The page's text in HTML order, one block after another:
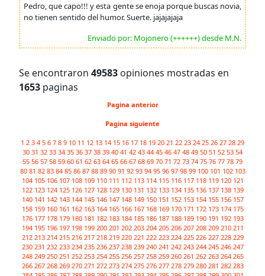
Pedro, que capo!!! y esta gente se enoja porque buscas novia,
no tienen sentido del humor. Suerte. jajajajaja
Enviado por: Mojonero (++++++) desde M.N.
Se encontraron 49583 opiniones mostradas en
1653 paginas
Pagina anterior
Pagina siguiente
1 2 3 4 5 6 7 8 9 10 11 12 13 14 15 16 17 18 19 20 21 22 23 24 25 26 27 28 29
30 31 32 33 34 35 36 37 38 39 40 41 42 43 44 45 46 47 48 49 50 51 52 53 54
55 56 57 58 59 60 61 62 63 64 65 66 67 68 69 70 71 72 73 74 75 76 77 78 79
80 81 82 83 84 85 86 87 88 89 90 91 92 93 94 95 96 97 98 99 100 101 102 103
104 105 106 107 108 109 110 111 112 113 114 115 116 117 118 119 120 121
122 123 124 125 126 127 128 129 130 131 132 133 134 135 136 137 138 139
140 141 142 143 144 145 146 147 148 149 150 151 152 153 154 155 156 157
158 159 160 161 162 163 164 165 166 167 168 169 170 171 172 173 174 175
176 177 178 179 180 181 182 183 184 185 186 187 188 189 190 191 192 193
194 195 196 197 198 199 200 201 202 203 204 205 206 207 208 209 210 211
212 213 214 215 216 217 218 219 220 221 222 223 224 225 226 227 228 229
230 231 232 233 234 235 236 237 238 239 240 241 242 243 244 245 246 247
248 249 250 251 252 253 254 255 256 257 258 259 260 261 262 263 264 265
266 267 268 269 270 271 272 273 274 275 276 277 278 279 280 281 282 283